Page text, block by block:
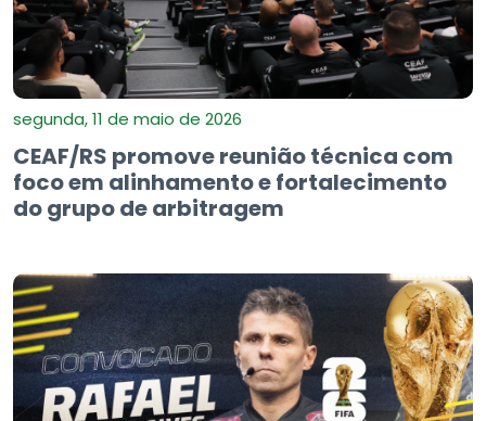
segunda, 11 de maio de 2026
CEAF/RS promove reunião técnica com
foco em alinhamento e fortalecimento
do grupo de arbitragem